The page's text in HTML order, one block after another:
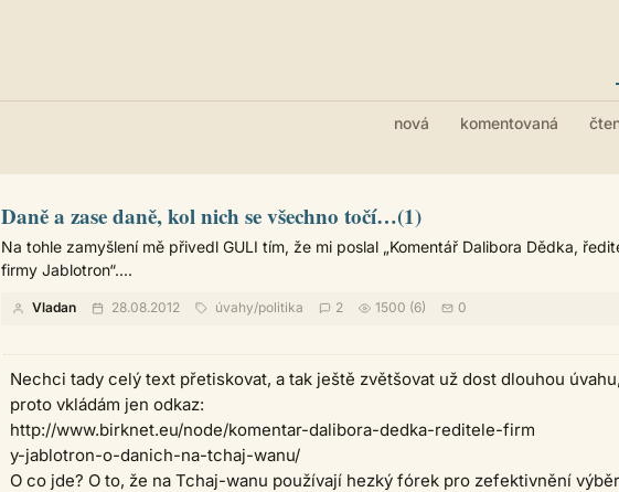
nová komentovaná
Daně a zase daně, kol nich se všechno točí…(1)
Na tohle zamyšlení mě přivedl GULI tím, že mi poslal „Komentář Dalibora Dědka,
firmy Jablotron“....
Vladan 28.08.2012 úvahy/politika 2 1500 (6) 0
Nechci tady celý text přetiskovat, a tak ještě zvětšovat už dost dlouhou úvahu,
proto vkládám jen odkaz:
http://www.birknet.eu/node/komentar-dalibora-dedka-reditele-firm
y-jablotron-o-danich-na-tchaj-wanu/
O co jde? O to, že na Tchaj-wanu používají hezký fórek pro zefektivnění